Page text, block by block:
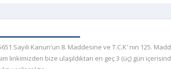
Sayılı Kanun'un 8. Maddesine ve T.C.K' nın 125.
linkimizden bize ulaşıldıktan en geç 3 (üç) gün